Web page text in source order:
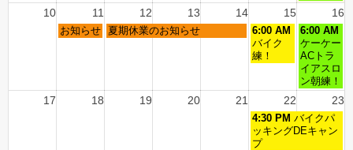
10 11 12 13 14 15 16
お知らせ 夏期休業のお知らせ
6:00 AM
バイク
練！
6:00 AM
ケーケー
ACトラ
イアスロ
ン朝練！
17 18 19 20 21 22 23
4:30 PM バイクパ
ッキングDEキャン
プ